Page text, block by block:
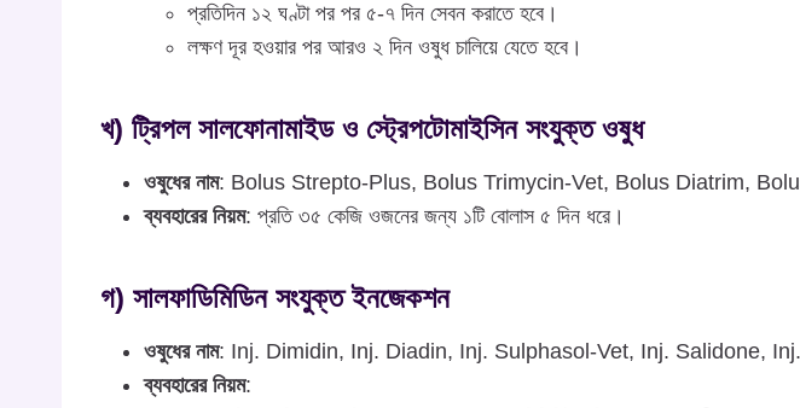
প্রতিদিন ১২ ঘণ্টা পর পর ৫-৭ দিন সেবন করাতে হবে।
লক্ষণ দূর হওয়ার পর আরও ২ দিন ওষুধ চালিয়ে যেতে হবে।
খ) ট্রিপল সালফোনামাইড ও স্ট্রেপটোমাইসিন সংযুক্ত ওষুধ
ওষুধের নাম: Bolus Strepto-Plus, Bolus Trimycin-Vet, Bolus Diatrim,
ব্যবহারের নিয়ম: প্রতি ৩৫ কেজি ওজনের জন্য ১টি বোলাস ৫ দিন ধরে।
গ) সালফাডিমিডিন সংযুক্ত ইনজেকশন
ওষুধের নাম: Inj. Dimidin, Inj. Diadin, Inj. Sulphasol-Vet, Inj. Salidone,
ব্যবহারের নিয়ম: